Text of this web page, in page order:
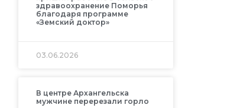
здравоохранение Поморья
благодаря программе
«Земский доктор»
03.06.2026
В центре Архангельска
мужчине перерезали горло